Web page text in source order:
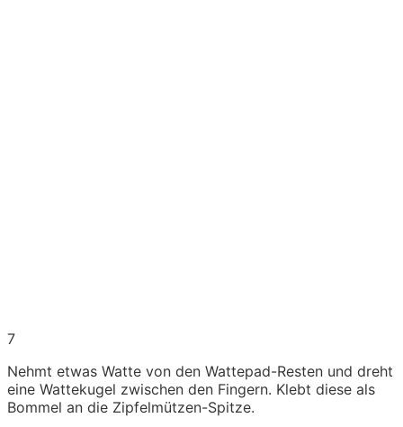
7
Nehmt etwas Watte von den Wattepad-Resten und dreht
eine Wattekugel zwischen den Fingern. Klebt diese als
Bommel an die Zipfelmützen-Spitze.